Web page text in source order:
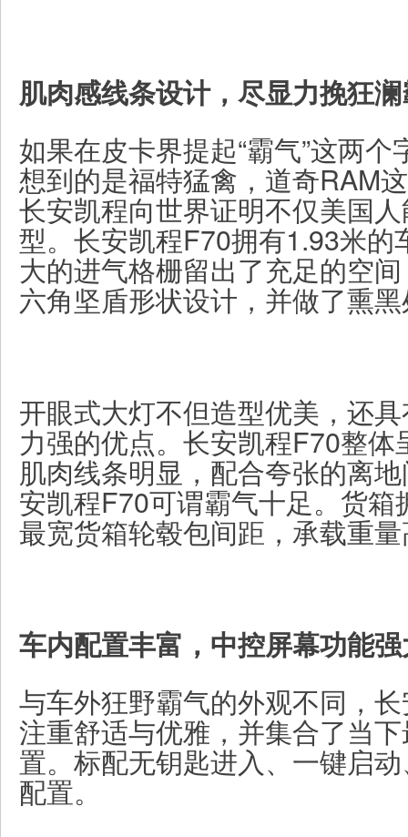
肌肉感线条设计，尽显力挽狂
如果在皮卡界提起“霸气”这两
想到的是福特猛禽，道奇RAM
长安凯程向世界证明不仅美国
型。长安凯程F70拥有1.93米的
大的进气格栅留出了充足的空
六角坚盾形状设计，并做了熏
开眼式大灯不但造型优美，还
力强的优点。长安凯程F70整
肌肉线条明显，配合夸张的离
安凯程F70可谓霸气十足。货
最宽货箱轮毂包间距，承载重
车内配置丰富，中控屏幕功能
与车外狂野霸气的外观不同，
注重舒适与优雅，并集合了当
置。标配无钥匙进入、一键启
配置。